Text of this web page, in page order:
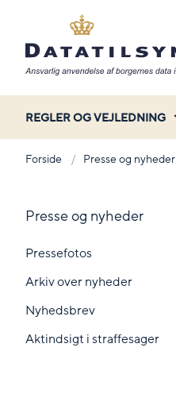
REGLER OG VEJLEDNING
Forside Presse og nyheder
Presse og nyheder
Pressefotos
Arkiv over nyheder
Nyhedsbrev
Aktindsigt i straffesager